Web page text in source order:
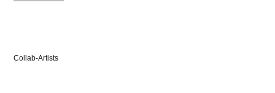
Veröffentlicht
Collab-Artists